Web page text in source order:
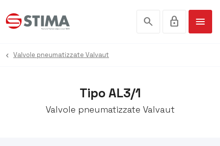
search lock menu
Tipo AL3/1
Valvole pneumatizzate Valvaut
Valvole pneumatizzate Valvaut